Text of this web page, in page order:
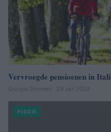
Vervroegde pensioenen in
Giorgia Stromeo · 29 okt 2024
FISCO